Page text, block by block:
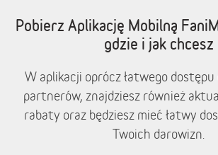
Pobierz Aplikację Mobilną
gdzie i jak chcesz
W aplikacji oprócz łatwego
partnerów, znajdziesz również
rabaty oraz będziesz mieć łatwy
Twoich darowizn.